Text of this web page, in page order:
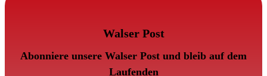
Walser Post
Abonniere unsere Walser Post und bleib auf dem
Laufenden